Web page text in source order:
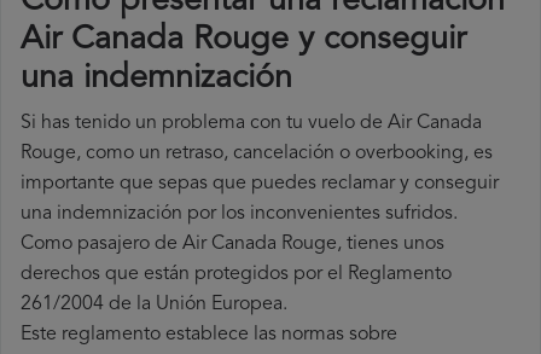
Air Canada Rouge y conseguir
una indemnización
Si has tenido un problema con tu vuelo de Air Canada
Rouge, como un retraso, cancelación o overbooking, es
importante que sepas que puedes reclamar y conseguir
una indemnización por los inconvenientes sufridos.
Como pasajero de Air Canada Rouge, tienes unos
derechos que están protegidos por el Reglamento
261/2004 de la Unión Europea.
Este reglamento establece las normas sobre